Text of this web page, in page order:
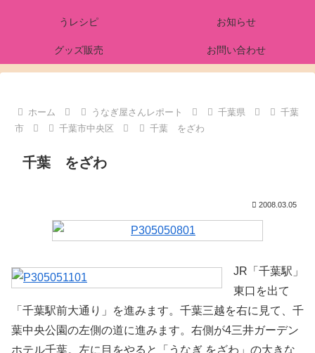
うレシピ お知らせ
グッズ販売 お問い合わせ
ホーム うなぎ屋さんレポート 千葉県
千葉
市
千葉市中央区 千葉 をざわ
千葉 をざわ
2008.03.05
JR「千葉駅」
東口を出て
「千葉駅前大通り」を進みます。千葉三越を右に見て、千
葉中央公園の左側の道に進みます。右側が4三井ガーデン
ホテル千葉。左に目をやると「うなぎ をざわ」の大きな